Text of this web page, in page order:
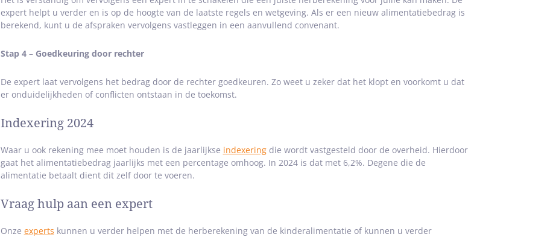
expert helpt u verder en is op de hoogte van de laatste regels en wetgeving. Als er een nieuw alimentatiebedrag is
berekend, kunt u de afspraken vervolgens vastleggen in een aanvullend convenant.
Stap 4– Goedkeuring door rechter
De expert laat vervolgens het bedrag door de rechter goedkeuren. Zo weet u zeker dat het klopt en voorkomt u dat
er onduidelijkheden of conflicten ontstaan in de toekomst.
Indexering 2024
Waar u ook rekening mee moet houden is de jaarlijkse indexeringdie wordt vastgesteld door de overheid. Hierdoor
gaat het alimentatiebedrag jaarlijks met een percentage omhoog. In 2024 is dat met 6,2%. Degene die de
alimentatie betaalt dient dit zelf door te voeren.
Vraag hulp aan een expert
Onze experts kunnen u verder helpen met de herberekening van de kinderalimentatie of kunnen u verder